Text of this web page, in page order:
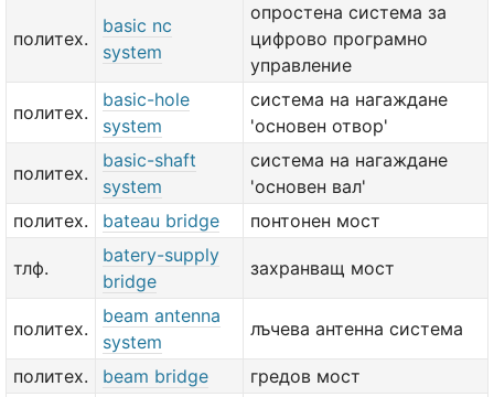
политех.
basic nc
system
опростена система за
цифрово програмно
управление
политех.
basic-hole
system
система на нагаждане
'основен отвор'
политех.
basic-shaft
system
система на нагаждане
'основен вал'
политех.
bateau bridge понтонен мост
тлф.
batery-supply
bridge
захранващ мост
политех.
beam antenna
system
лъчева антенна система
политех. beam bridge гредов мост